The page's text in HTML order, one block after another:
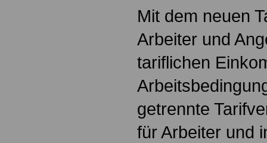
Mit dem neuen
Arbeiter und
tariflichen
getrennte
für Arbeiter und